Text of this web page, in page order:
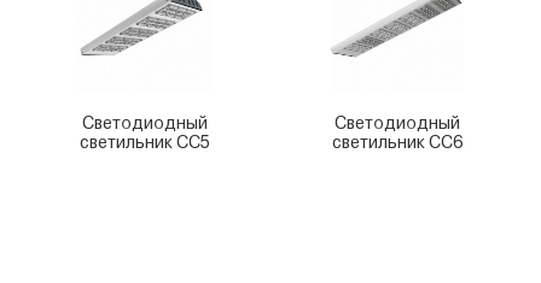
Светодиодный
светильник СС5
Светодиодный
светильник СС6